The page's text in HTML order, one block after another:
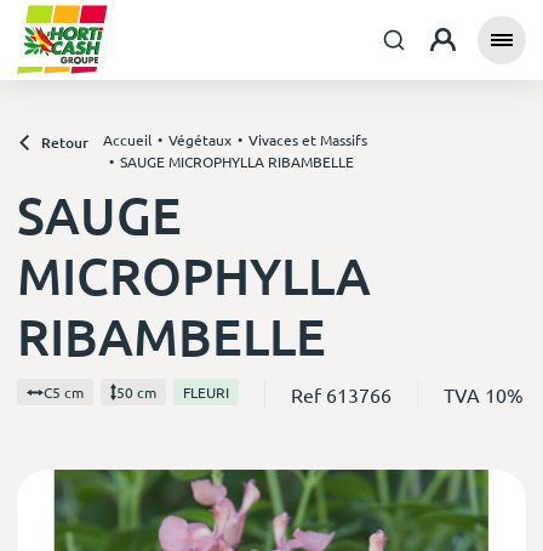
Retour Accueil Végétaux
Vivaces et Massifs
SAUGE MICROPHYLLA RIBAMBELLE
SAUGE
MICROPHYLLA
RIBAMBELLE
C5 cm 50 cm FLEURI Ref 613766 TVA 10%